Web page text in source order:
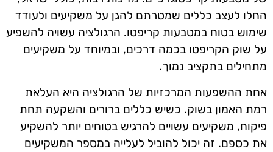
החלו לעצב כללים שמטרתם להגן על משקיעים ולעודד
שימוש בטוח במטבעות קריפטו. הרגולציה עשויה להשפיע
על שוק הקריפטו בכמה דרכים, ובמיוחד על משקיעים
מתחילים בתקציב נמוך.
אחת ההשפעות המרכזיות של הרגולציה היא העלאת
רמת האמון בשוק. כשיש כללים ברורים והשקעה תחת
פיקוח, משקיעים עשויים להרגיש בטוחים יותר להשקיע
את כספם. זה יכול להוביל לעלייה במספר המשקיעים